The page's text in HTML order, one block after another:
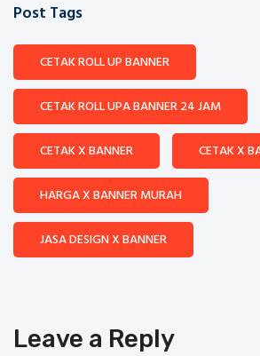
Post Tags
CETAK ROLL UP BANNER
CETAK ROLL UPA BANNER 24 JAM
CETAK X BANNER CETAK X
HARGA X BANNER MURAH
JASA DESIGN X BANNER
Leave a Reply